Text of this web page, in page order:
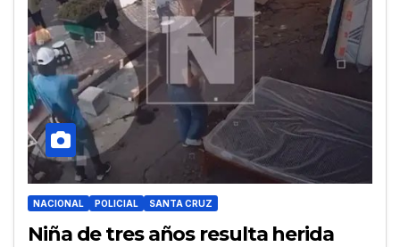
NACIONAL POLICIAL SANTA CRUZ
Niña de tres años resulta herida